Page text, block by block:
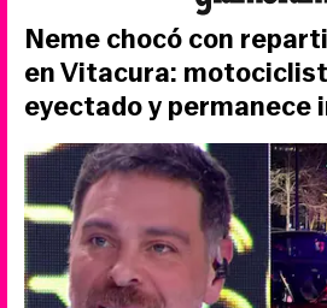
Neme chocó con
en Vitacura:
eyectado y permanece